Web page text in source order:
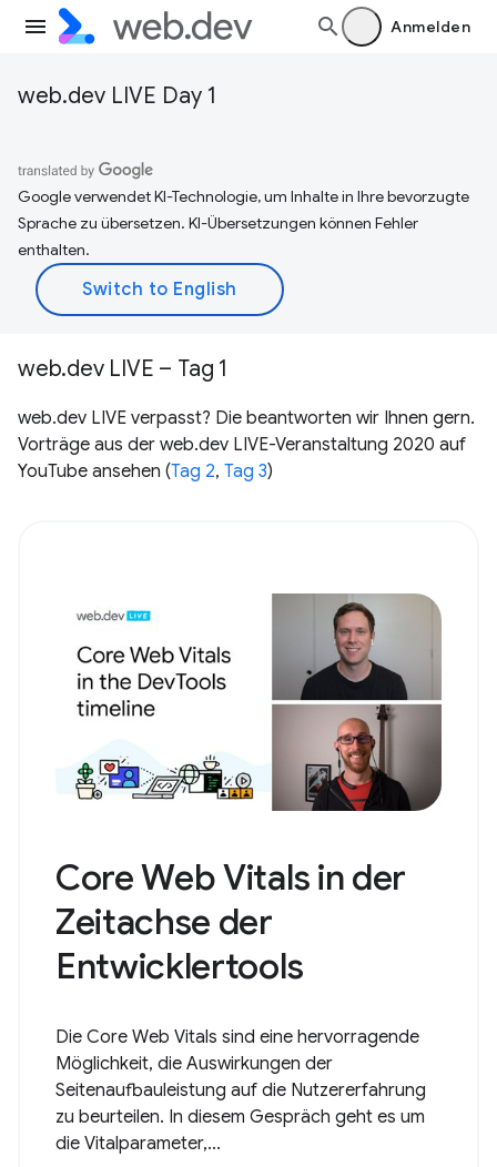
Anmelden
web.dev LIVE Day 1
Google verwendet KI-Technologie, um Inhalte in Ihre bevorzugte
Sprache zu übersetzen. KI-Übersetzungen können Fehler
enthalten.
web.dev LIVE – Tag 1
web.dev LIVE verpasst? Die beantworten wir Ihnen gern.
Vorträge aus der web.dev LIVE-Veranstaltung 2020 auf
YouTube ansehen (Tag 2, Tag 3)
Core Web Vitals in der
Zeitachse der
Entwicklertools
Die Core Web Vitals sind eine hervorragende
Möglichkeit, die Auswirkungen der
Seitenaufbauleistung auf die Nutzererfahrung
zu beurteilen. In diesem Gespräch geht es um
die Vitalparameter,...